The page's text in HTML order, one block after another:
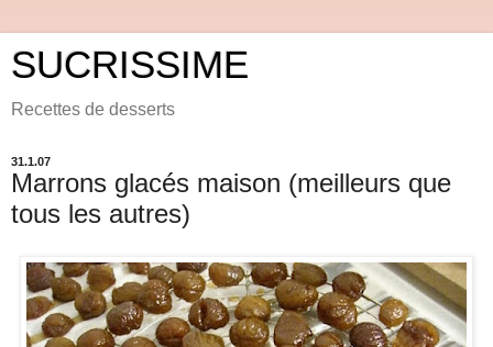
SUCRISSIME
Recettes de desserts
31.1.07
Marrons glacés maison (meilleurs que
tous les autres)